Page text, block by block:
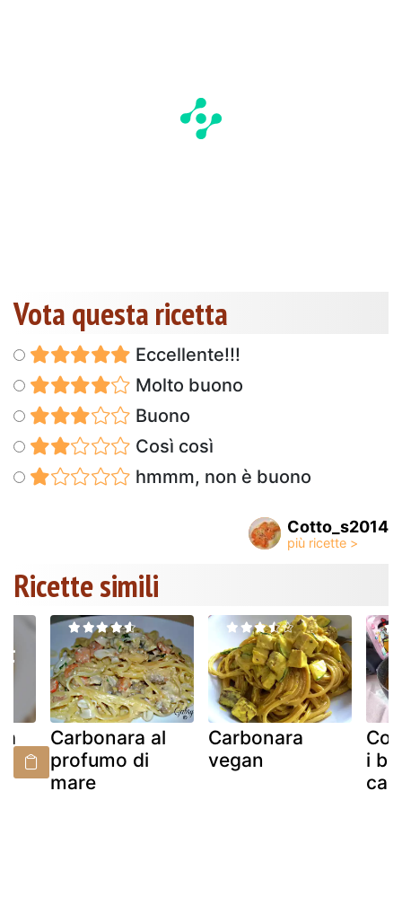
Vota questa ricetta
Eccellente!!!
Molto buono
Buono
Così così
hmmm, non è buono
Cotto_s2014
Ricette simili
Carbonara al
profumo di
mare
Carbonara
vegan
i